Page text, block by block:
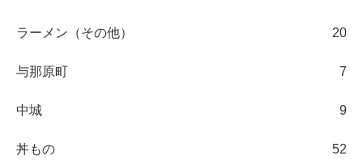
ラーメン（その他） 20
与那原町 7
中城 9
丼もの 52